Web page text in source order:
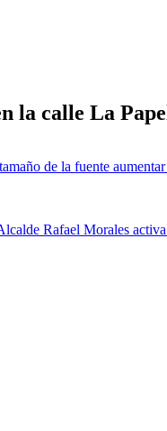
la calle La